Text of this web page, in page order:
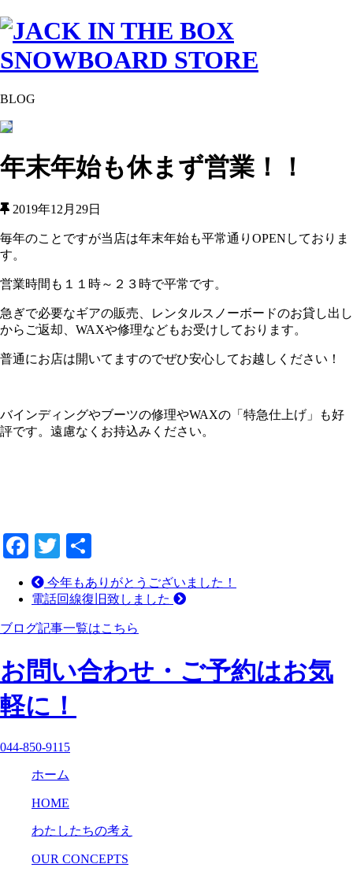
BLOG
年末年始も休まず営業！！
2019年12月29日
毎年のことですが当店は年末年始も平常通りOPENしておりま
す。
営業時間も１１時～２３時で平常です。
急ぎで必要なギアの販売、レンタルスノーボードのお貸し出し
からご返却、WAXや修理などもお受けしております。
普通にお店は開いてますのでぜひ安心してお越しください！
バインディングやブーツの修理やWAXの「特急仕上げ」も好
評です。遠慮なくお持込みください。
Facebook
Twitter
有
今年もありがとうございました！
電話回線復旧致しました
ブログ記事一覧はこちら
お問い合わせ・ご予約はお気
軽に！
044-850-9115
ホーム
HOME
わたしたちの考え
OUR CONCEPTS